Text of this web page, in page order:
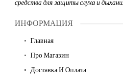
средства для защиты слуха и
ИНФОРМАЦИЯ
Главная
Про Магазин
Доставка И Оплата